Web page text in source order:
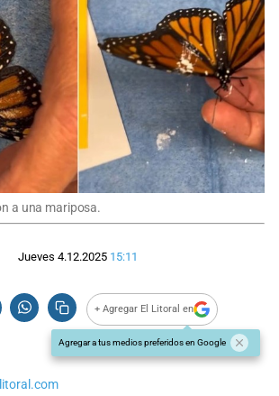
a una mariposa.
Jueves 4.12.2025 15:11
+ Agregar El Litoral en
Agregar a tus medios preferidos en Google